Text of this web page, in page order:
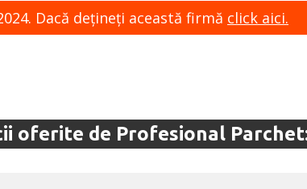
Dacă dețineți această firmă click aici.
oferite de Profesional